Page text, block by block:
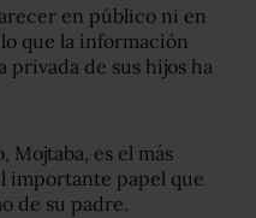
en público ni en
que la información
privada de sus hijos ha
Mojtaba, es el más
importante papel que
de su padre.